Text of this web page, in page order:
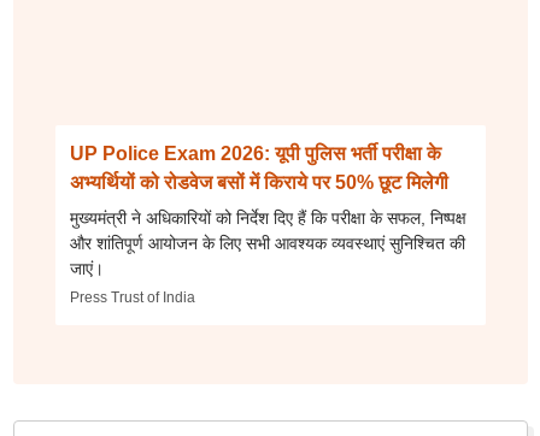
UP Police Exam 2026: यूपी पुलिस भर्ती परीक्षा के
अभ्यर्थियों को रोडवेज बसों में किराये पर 50% छूट मिलेगी
मुख्यमंत्री ने अधिकारियों को निर्देश दिए हैं कि परीक्षा के सफल, निष्पक्ष
और शांतिपूर्ण आयोजन के लिए सभी आवश्यक व्यवस्थाएं सुनिश्चित की
जाएं।
Press Trust of India